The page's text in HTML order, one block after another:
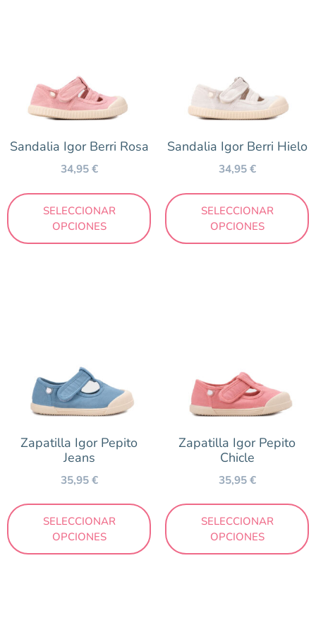
Mostaza
Multicolor
Naranja
Negro
Rojo
Rosa
Attipas
Biomecanics
Conguitos
Geox
Gioseppo
Igor
Sandalia Igor Berri Rosa
34,95€
SELECCIONAR
OPCIONES
Sandalia Igor Berri Hielo
34,95€
SELECCIONAR
OPCIONES
Zapatilla Igor Pepito
Jeans
35,95€
SELECCIONAR
OPCIONES
Zapatilla Igor Pepito
Chicle
35,95€
SELECCIONAR
OPCIONES